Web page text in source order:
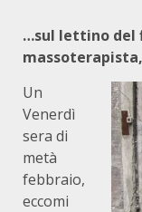
…sul lettino del
Un
Venerdì
sera di
metà
febbraio,
eccomi